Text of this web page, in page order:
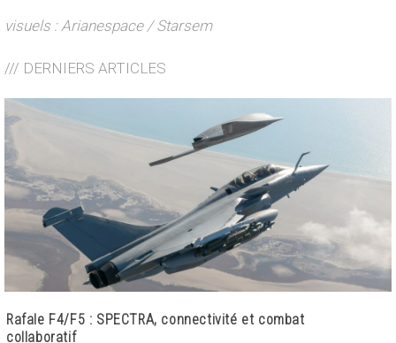
visuels : Arianespace / Starsem
/// DERNIERS ARTICLES
Rafale F4/F5 : SPECTRA, connectivité et combat
collaboratif